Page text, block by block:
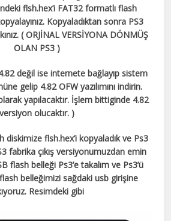
flsh.hex’i FAT32 formatlı flash
Kopyaladıktan sonra PS3
( ORJİNAL VERSİYONA DÖNMÜŞ
OLAN PS3 )
değil ise internete bağlayıp sistem
gelip 4.82 OFW yazılımını indirin.
yapılacaktır. İşlem bittiginde 4.82
versiyon olucaktır. )
diskimize flsh.hex’i kopyaladık ve Ps3
fabrika çıkış versiyonumuzdan emin
flash belleği Ps3’e takalım ve Ps3’ü
flash belleğimizi sağdaki usb girişine
Resimdeki gibi